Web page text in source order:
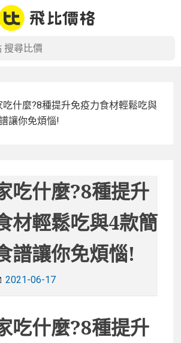
吃什麼?8種提升免疫力食材輕鬆吃與
讓你免煩惱!
吃什麼?8種提升
材輕鬆吃與4款簡
譜讓你免煩惱!
2021-06-17
吃什麼?8種提升